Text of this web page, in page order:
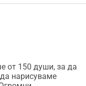
маратон,
лагери
от 150 души, за да
нарисуваме